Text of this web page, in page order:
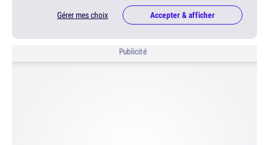
Gérer mes choix Accepter & afficher
Publicité